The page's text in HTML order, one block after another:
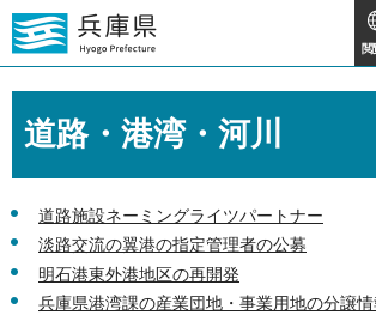
閲
道路・港湾・河川
道路施設ネーミングライツパートナー
淡路交流の翼港の指定管理者の公募
明石港東外港地区の再開発
兵庫県港湾課の産業団地・事業用地の分譲